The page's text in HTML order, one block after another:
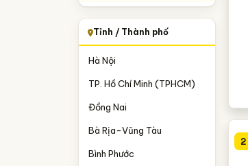
Tỉnh / Thành phố
Hà Nội
TP. Hồ Chí Minh (TPHCM)
Đồng Nai
Bà Rịa-Vũng Tàu
Bình Phước
2